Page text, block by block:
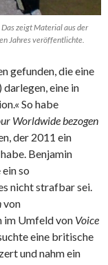
zeigt Material aus der
Jahres veröffentlichte.
gefunden, die eine
eine in
So habe
Worldwide bezogen
der 2011 ein
Benjamin
so
nicht strafbar sei.
von
Umfeld von Voice
eine britische
und nahm ein